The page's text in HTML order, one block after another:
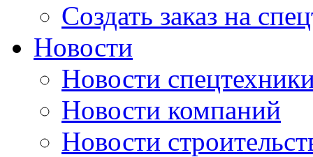
Создать заказ на
Новости
Новости
Новости компаний
Новости